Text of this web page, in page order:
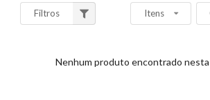
Filtros Itens
Nenhum produto encontrado